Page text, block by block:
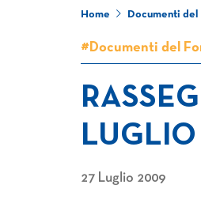
Home Documenti del
#Documenti del
LUGLIO
27 Luglio 2009